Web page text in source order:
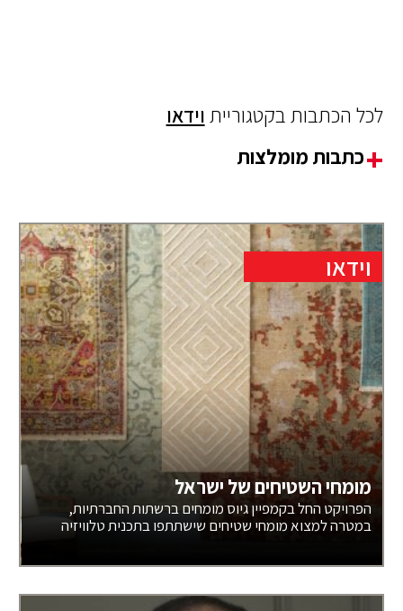
לכל הכתבות בקטגוריית וידאו
כתבות מומלצות
וידאו
מומחי השטיחים של ישראל
הפרויקט החל בקמפיין גיוס מומחים ברשתות החברתיות,
במטרה למצוא מומחי שטיחים שישתתפו בתכנית טלוויזיה